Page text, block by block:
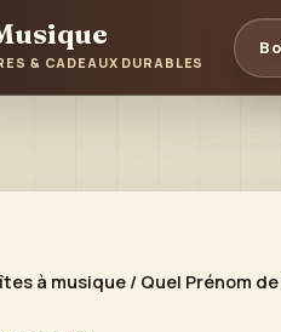
& CADEAUX DURABLES
à musique/ Quel Prénom